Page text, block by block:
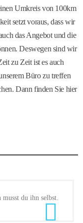
Umkreis von 100km
setzt voraus, dass wir
das Angebot und die
Deswegen sind wir
zu Zeit ist es auch
Büro zu treffen
Dann finden Sie hier
du ihn selbst.